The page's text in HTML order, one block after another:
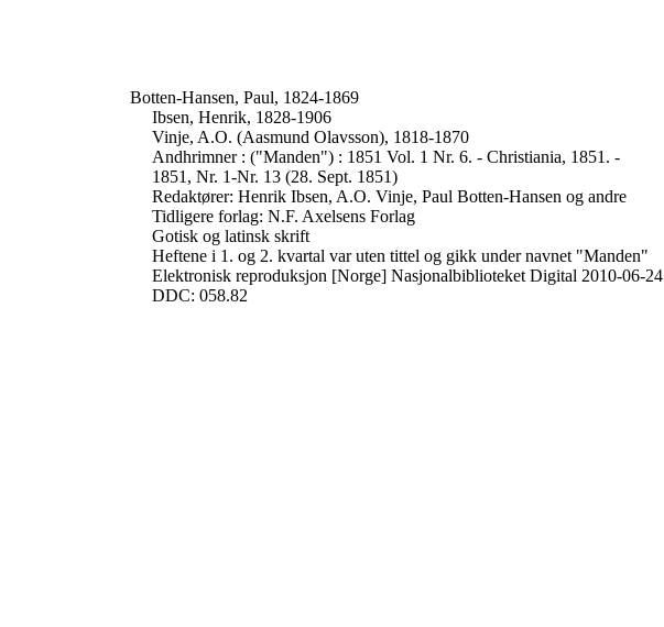
Botten-Hansen, Paul, 1824-1869
Ibsen, Henrik, 1828-1906
Vinje, A.O. (Aasmund Olavsson), 1818-1870
Andhrimner : ("Manden") : 1851 Vol. 1 Nr. 6. - Christiania, 1851. -
1851, Nr. 1-Nr. 13 (28. Sept. 1851)
Redaktører: Henrik Ibsen, A.O. Vinje, Paul Botten-Hansen og andre
Tidligere forlag: N.F. Axelsens Forlag
Gotisk og latinsk skrift
Heftene i 1. og 2. kvartal var uten tittel og gikk under navnet "Manden"
Elektronisk reproduksjon [Norge] Nasjonalbiblioteket Digital 2010-06-24
DDC: 058.82